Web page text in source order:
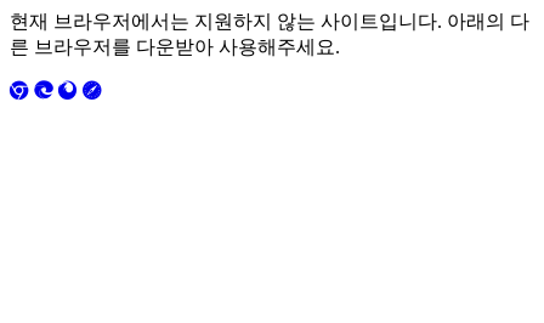
현재 브라우저에서는 지원하지 않는 사이트입니다. 아래의 다
른 브라우저를 다운받아 사용해주세요.